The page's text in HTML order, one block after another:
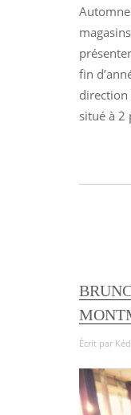
fin
direction
situé à 2
Écrit par